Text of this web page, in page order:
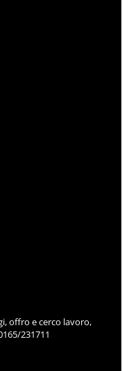
offro e cerco lavoro,
231711